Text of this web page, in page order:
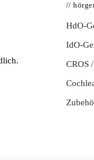
//
HdO-
IdO-
CROS